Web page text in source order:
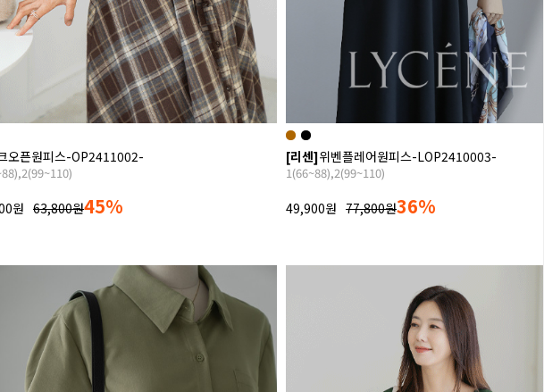
오픈원피스-OP2411002-
원 63,800원45%
[리센]위벤플레어원피스-LOP2410003-
1(66~88),2(99~110)
49,900원 77,800원36%